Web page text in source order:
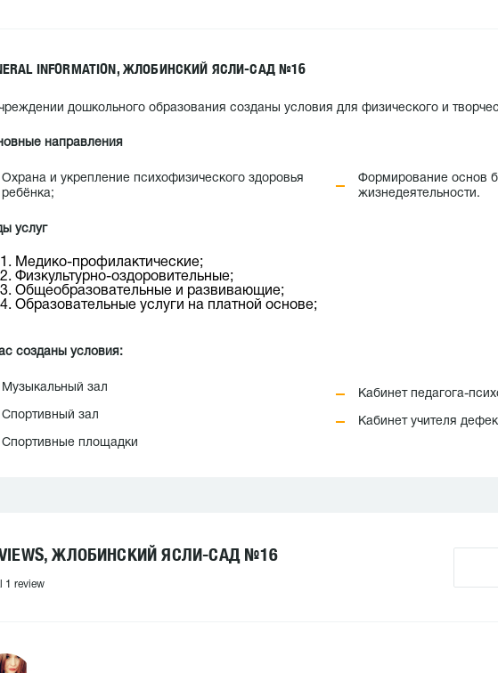
INFORMATION, ЖЛОБИНСКИЙ ЯСЛИ-САД №16
дошкольного образования созданы условия для физического и
направления
Охрана и укрепление психофизического здоровья
ребёнка;
Формирование основ
жизнедеятельности.
услуг
Медико-профилактические;
Физкультурно-оздоровительные;
Общеобразовательные и развивающие;
Образовательные услуги на платной основе;
созданы условия:
Музыкальный зал
Спортивный зал
Спортивные площадки
Кабинет педагога-
Кабинет учителя
ЖЛОБИНСКИЙ ЯСЛИ-САД №16
1 review